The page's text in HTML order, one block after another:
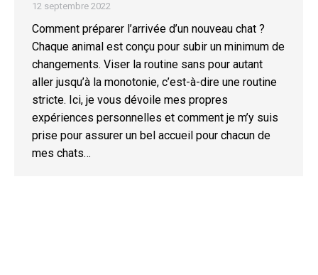
12 septembre 2022
Comment préparer l’arrivée d’un nouveau chat ?
Chaque animal est conçu pour subir un minimum de
changements. Viser la routine sans pour autant
aller jusqu’à la monotonie, c’est-à-dire une routine
stricte. Ici, je vous dévoile mes propres
expériences personnelles et comment je m’y suis
prise pour assurer un bel accueil pour chacun de
mes chats…